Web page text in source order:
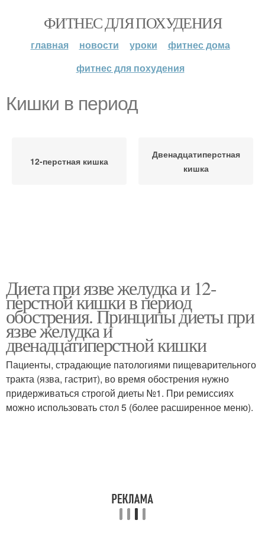
ФИТНЕС ДЛЯ ПОХУДЕНИЯ
главная новости уроки
фитнес дома
фитнес для похудения
Кишки в период
12-перстная кишка
Двенадцатиперстная
кишка
Диета при язве желудка и 12-
перстной кишки в период
обострения. Принципы диеты при
язве желудка и
двенадцатиперстной кишки
Пациенты, страдающие патологиями пищеварительного
тракта (язва, гастрит), во время обострения нужно
придерживаться строгой диеты №1. При ремиссиях
можно использовать стол 5 (более расширенное меню).